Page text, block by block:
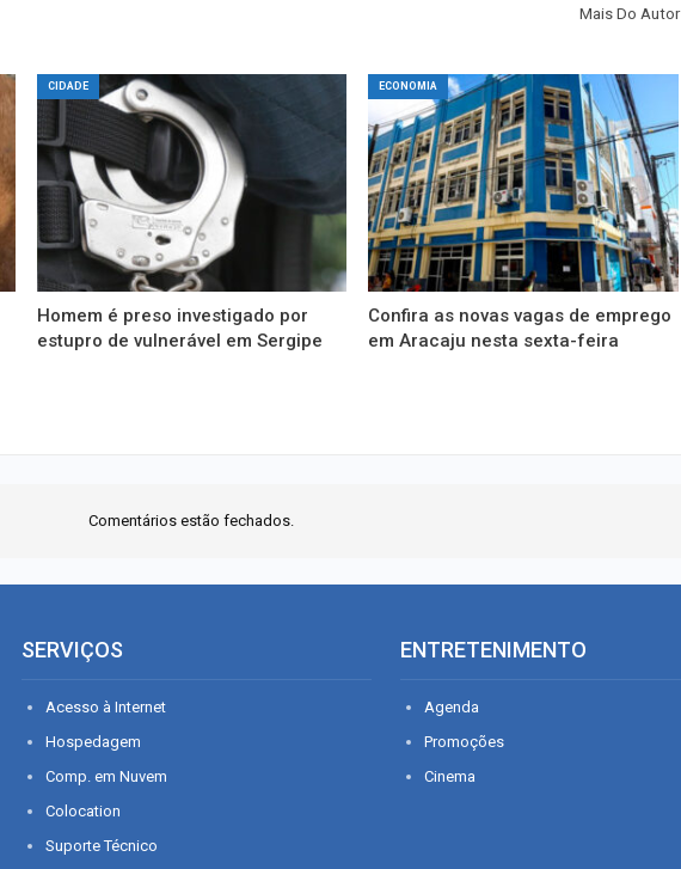
Mais Do Autor
CIDADE
Homem é preso investigado por
estupro de vulnerável em Sergipe
ECONOMIA
Confira as novas vagas de emprego
em Aracaju nesta sexta-feira
Comentários estão fechados.
SERVIÇOS
Acesso à Internet
Hospedagem
Comp. em Nuvem
Colocation
Suporte Técnico
ENTRETENIMENTO
Agenda
Promoções
Cinema